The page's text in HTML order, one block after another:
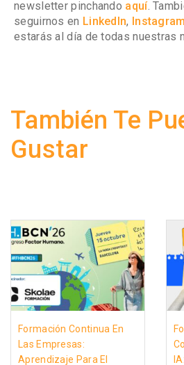
newsletter pinchando aquí.
seguirnos en LinkedIn, Instagram
estarás al día de todas nuestras
También Te
Gustar
Formación Continua En
Las Empresas:
Aprendizaje Para El